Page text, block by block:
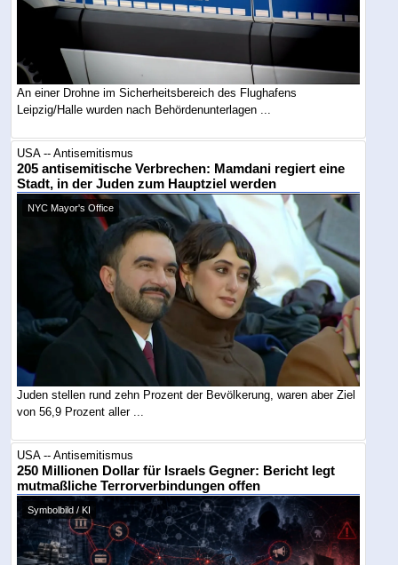
An einer Drohne im Sicherheitsbereich des Flughafens
Leipzig/Halle wurden nach Behördenunterlagen ...
USA -- Antisemitismus
205 antisemitische Verbrechen: Mamdani regiert eine
Stadt, in der Juden zum Hauptziel werden
NYC Mayor's Office
Juden stellen rund zehn Prozent der Bevölkerung, waren aber Ziel
von 56,9 Prozent aller ...
USA -- Antisemitismus
250 Millionen Dollar für Israels Gegner: Bericht legt
mutmaßliche Terrorverbindungen offen
Symbolbild / KI